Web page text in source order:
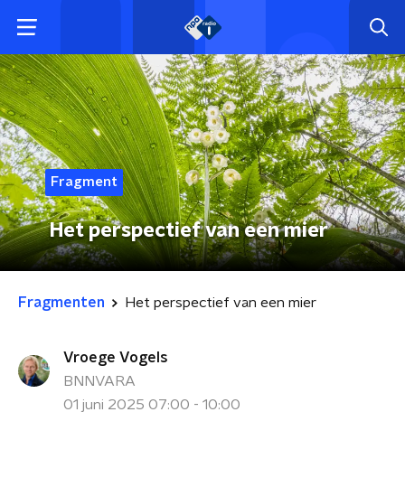
Fragment
Het perspectief van een mier
Fragmenten Het perspectief van een mier
Vroege Vogels
BNNVARA
01 juni 2025 07:00 - 10:00